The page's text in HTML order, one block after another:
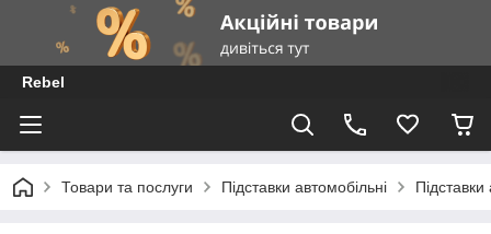
Rebel
Товари та послуги Підставки автомобільні